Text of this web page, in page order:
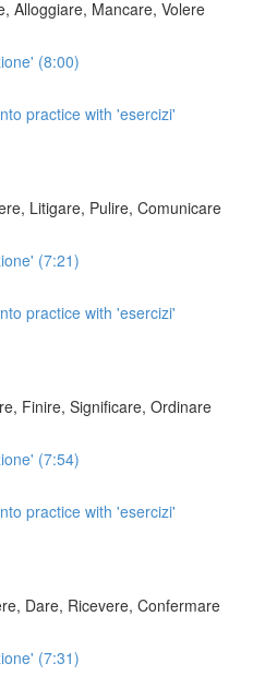
Alloggiare, Mancare, Volere
(8:00)
practice with 'esercizi'
Litigare, Pulire, Comunicare
(7:21)
practice with 'esercizi'
Finire, Significare, Ordinare
(7:54)
practice with 'esercizi'
Dare, Ricevere, Confermare
(7:31)